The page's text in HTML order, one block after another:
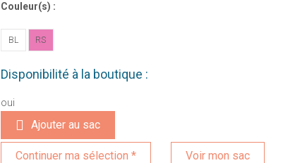
Couleur(s) :
BL RS
Disponibilité à la boutique :
oui
Ajouter au sac
Voir mon sac